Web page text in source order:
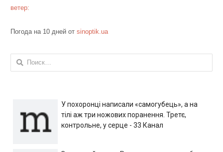
ветер:
Погода на 10 дней от sinoptik.ua
Найти:
У похоронці написали «самогубець», а на
тілі аж три ножових поранення. Третє,
контрольне, у серце - 33 Канал